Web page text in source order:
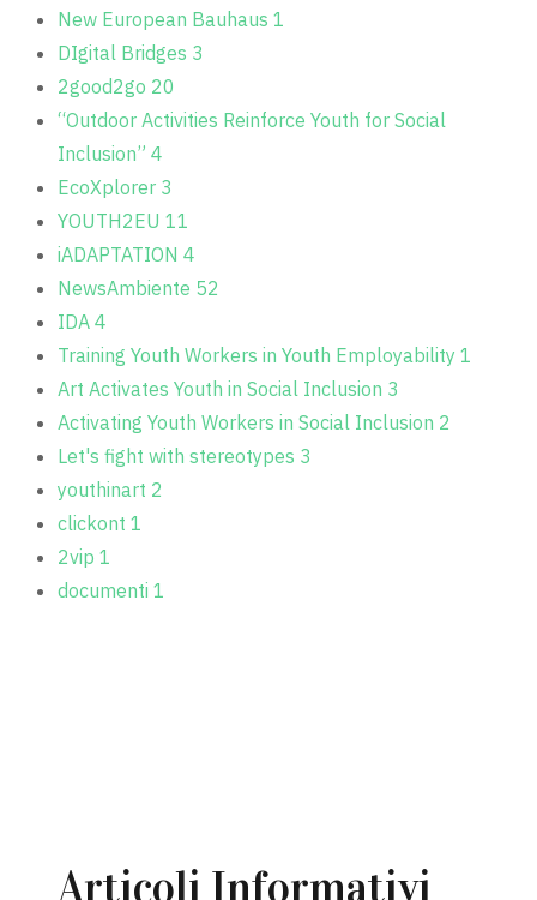
New European Bauhaus 1
DIgital Bridges 3
2good2go 20
“Outdoor Activities Reinforce Youth for Social
Inclusion” 4
EcoXplorer 3
YOUTH2EU 11
iADAPTATION 4
NewsAmbiente 52
IDA 4
Training Youth Workers in Youth Employability 1
Art Activates Youth in Social Inclusion 3
Activating Youth Workers in Social Inclusion 2
Let's fight with stereotypes 3
youthinart 2
clickont 1
2vip 1
documenti 1
Articoli Informativi